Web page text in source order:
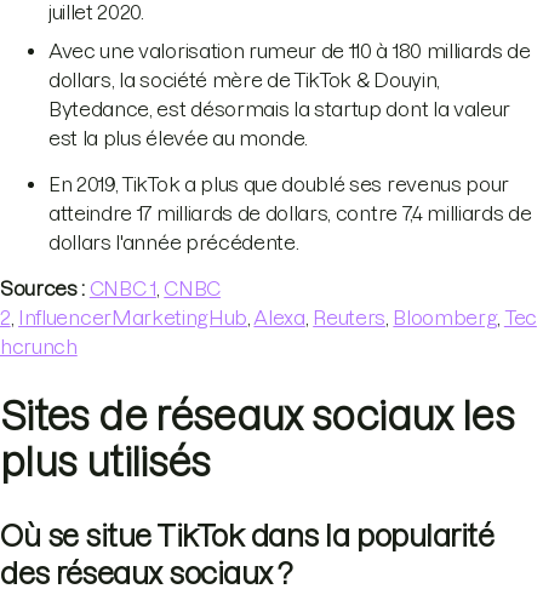
juillet 2020.
Avec une valorisation rumeur de 110 à 180 milliards de
dollars, la société mère de TikTok & Douyin,
Bytedance, est désormais la startup dont la valeur
est la plus élevée au monde.
En 2019, TikTok a plus que doublé ses revenus pour
atteindre 17 milliards de dollars, contre 7,4 milliards de
dollars l'année précédente.
Sources : CNBC 1 CNBC
2
InfluencerMarketingHub Alexa Reuters Bloomberg, Tec
hcrunch
Sites de réseaux sociaux les
plus utilisés
Où se situe TikTok dans la popularité
des réseaux sociaux ?